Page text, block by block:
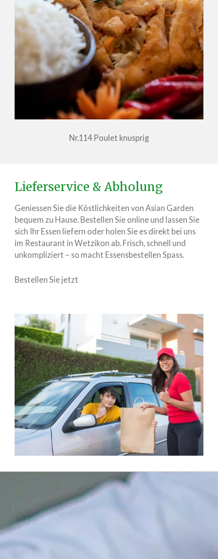
Nr.114 Poulet knusprig
Lieferservice & Abholung
Geniessen Sie die Köstlichkeiten von Asian Garden
bequem zu Hause. Bestellen Sie online und lassen Sie
sich Ihr Essen liefern oder holen Sie es direkt bei uns
im Restaurant in Wetzikon ab. Frisch, schnell und
unkompliziert – so macht Essensbestellen Spass.
Bestellen Sie jetzt